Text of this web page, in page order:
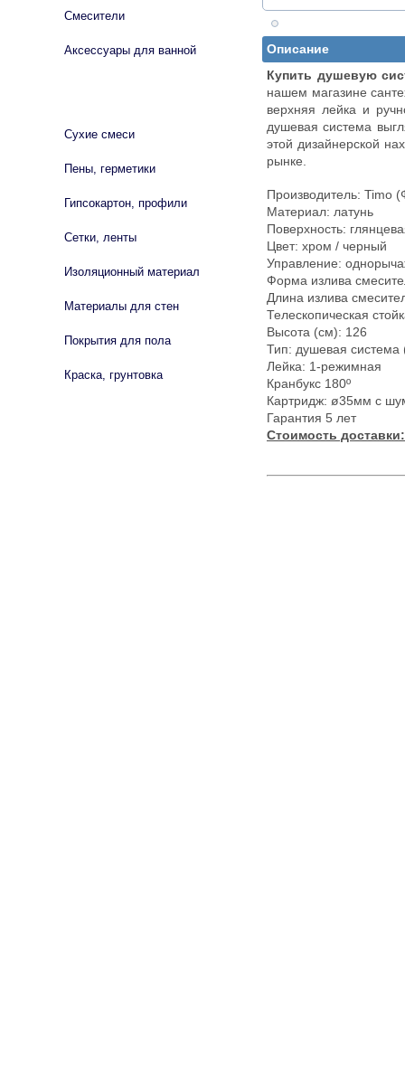
Описание
Купить душевую
нашем магазине
верхняя лейка и
душевая система
этой дизайнерской
рынке.
Производитель: Timo
Материал: латунь
Поверхность:
Цвет: хром / черный
Управление:
Форма излива
Длина излива
Телескопическая
Высота (см): 126
Тип: душевая
Лейка: 1-режимная
Кранбукс 180º
Картридж: ø35мм с
Гарантия 5 лет
Стоимость
Смесители
Аксессуары для ванной
Сухие смеси
Пены, герметики
Гипсокартон, профили
Сетки, ленты
Изоляционный материал
Материалы для стен
Покрытия для пола
Краска, грунтовка